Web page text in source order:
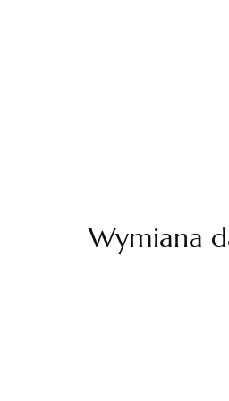
Wymiana